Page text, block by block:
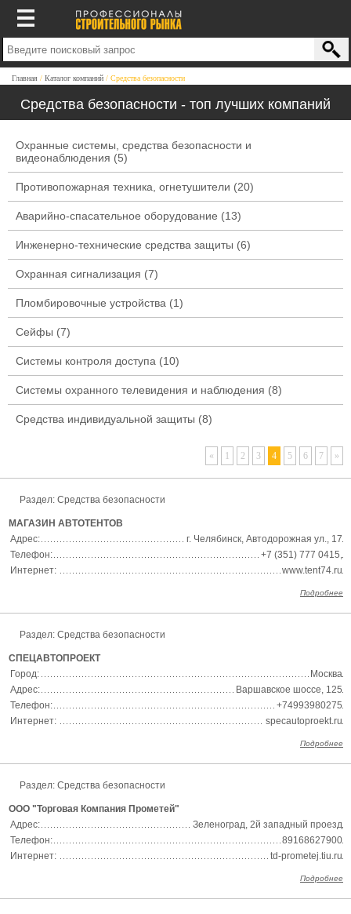
Главная Каталог компаний Средства безопасности
Средства безопасности - топ лучших компаний
Охранные системы, средства безопасности и
видеонаблюдения (5)
Противопожарная техника, огнетушители (20)
Аварийно-спасательное оборудование (13)
Инженерно-технические средства защиты (6)
Охранная сигнализация (7)
Пломбировочные устройства (1)
Сейфы (7)
Системы контроля доступа (10)
Системы охранного телевидения и наблюдения (8)
Средства индивидуальной защиты (8)
« 1 2 3 4 5 6 7 »
Раздел: Средства безопасности
МАГАЗИН АВТОТЕНТОВ
Адрес:
г. Челябинск, Автодорожная ул., 17
Телефон:
+7 (351) 777 0415,
Интернет:
www.tent74.ru
Подробнее
Раздел: Средства безопасности
СПЕЦАВТОПРОЕКТ
Город:
Москва
Адрес:
Варшавское шоссе, 125
Телефон:
+74993980275
Интернет:
specautoproekt.ru
Подробнее
Раздел: Средства безопасности
ООО "Торговая Компания Прометей"
Адрес:
Зеленоград, 2й западный проезд
Телефон:
89168627900
Интернет:
td-prometej.tiu.ru
Подробнее